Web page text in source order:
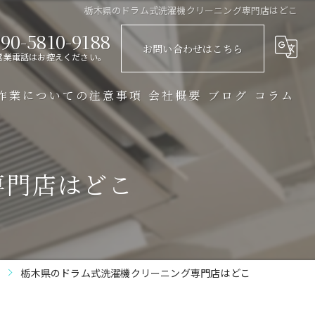
栃木県のドラム式洗濯機クリーニング専門店はどこ
5810-9188
業電話はお控えください。
お問い合わせはこちら
業についての注意事項 会社概要 ブログ コラム
店はどこ
栃木県のドラム式洗濯機クリーニング専門店はどこ